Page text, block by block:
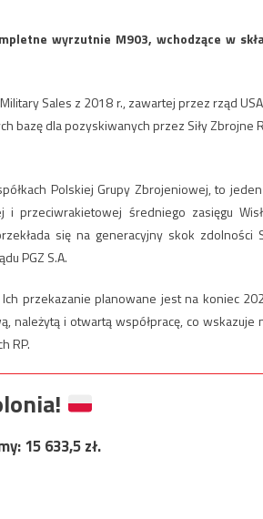
wyrzutnie M903, wchodzące w
Sales z 2018 r., zawartej przez rząd
bazę dla pozyskiwanych przez Siły Zbrojne
Polskiej Grupy Zbrojeniowej, to
przeciwrakietowej średniego zasięgu
się na generacyjny skok zdolności
PGZ S.A.
przekazanie planowane jest na koniec
należytą i otwartą współpracę, co wskazuje
RP.
15 633,5zł.